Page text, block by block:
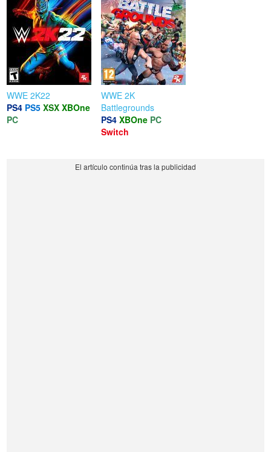
WWE 2K22
PS4 PS5 XSX XBOne
PC
WWE 2K
Battlegrounds
PS4 XBOne PC
Switch